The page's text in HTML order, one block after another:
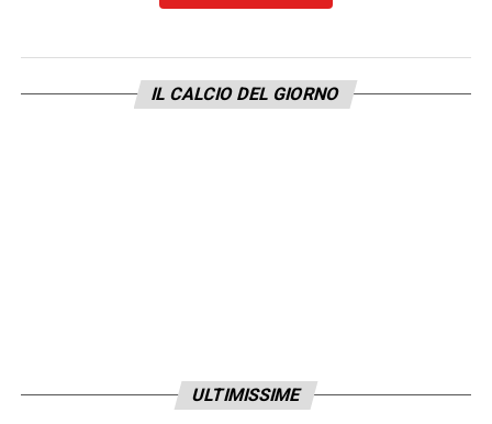
rappresentano i principali quotidiani
giorno tanto per gli addetti ai lavori quanto
per gli appassionati.
IL CALCIO DEL GIORNO
ULTIMISSIME